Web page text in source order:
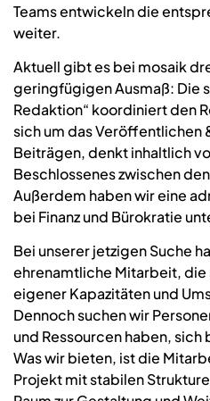
Teams entwickeln die
weiter.
Aktuell gibt es bei mosaik
geringfügigen Ausmaß: Die
Redaktion“ koordiniert den
sich um das Veröffentlichen
Beiträgen, denkt inhaltlich
Beschlossenes zwischen
Außerdem haben wir eine
bei Finanz und Bürokratie
Bei unserer jetzigen Suche
ehrenamtliche Mitarbeit,
eigener Kapazitäten und
Dennoch suchen wir
und Ressourcen haben,
Was wir bieten, ist die
Projekt mit stabilen